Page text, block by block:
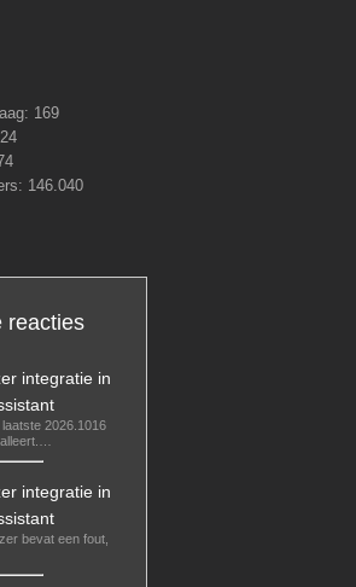
169
24
146.040
reacties
integratie in
2026.1016
integratie in
bevat een fout,